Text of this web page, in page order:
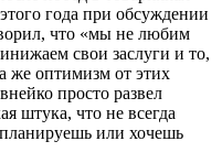
года при обсуждении
что «мы не любим
свои заслуги и то,
же оптимизм от этих
просто развел
штука, что не всегда
планируешь или хочешь